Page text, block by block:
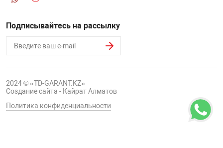
Подписывайтесь на рассылку
2024 © «TD-GARANT.KZ»
Создание сайта - Кайрат Алматов
Политика конфиденциальности